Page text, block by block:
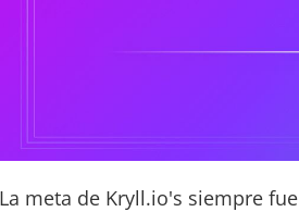
La meta de Kryll.io's siempre fue